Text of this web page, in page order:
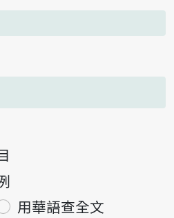
用華語查全文